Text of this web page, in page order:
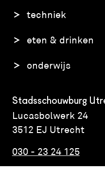
techniek
eten & drinken
onderwijs
Stadsschouwburg
Lucasbolwerk 24
3512 EJ Utrecht
030 - 23 24 125